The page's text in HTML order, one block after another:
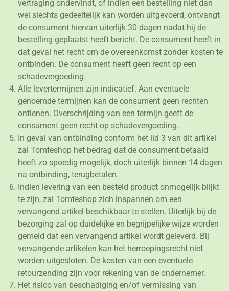
vertraging ondervindt, of indien een bestelling niet dan
wel slechts gedeeltelijk kan worden uitgevoerd, ontvangt
de consument hiervan uiterlijk 30 dagen nadat hij de
bestelling geplaatst heeft bericht. De consument heeft in
dat geval het recht om de overeenkomst zonder kosten te
ontbinden. De consument heeft geen recht op een
schadevergoeding.
Alle levertermijnen zijn indicatief. Aan eventuele
genoemde termijnen kan de consument geen rechten
ontlenen. Overschrijding van een termijn geeft de
consument geen recht op schadevergoeding.
In geval van ontbinding conform het lid 3 van dit artikel
zal Tomteshop het bedrag dat de consument betaald
heeft zo spoedig mogelijk, doch uiterlijk binnen 14 dagen
na ontbinding, terugbetalen.
Indien levering van een besteld product onmogelijk blijkt
te zijn, zal Tomteshop zich inspannen om een
vervangend artikel beschikbaar te stellen. Uiterlijk bij de
bezorging zal op duidelijke en begrijpelijke wijze worden
gemeld dat een vervangend artikel wordt geleverd. Bij
vervangende artikelen kan het herroepingsrecht niet
worden uitgesloten. De kosten van een eventuele
retourzending zijn voor rekening van de ondernemer.
Het risico van beschadiging en/of vermissing van